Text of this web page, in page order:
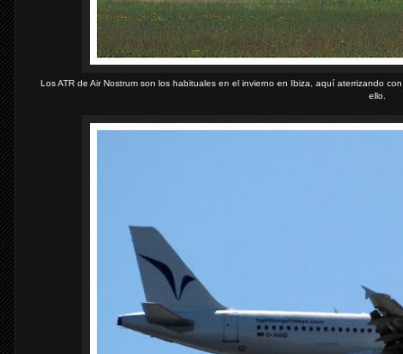
Los ATR de Air Nostrum son los habituales en el invierno en Ibiza, aquí aterrizando
ello.